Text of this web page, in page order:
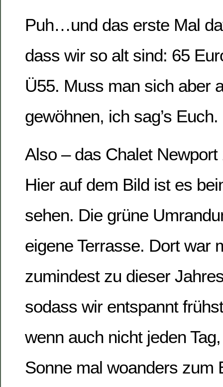
Puh…und das erste Mal
dass wir so alt sind: 65
Ü55. Muss man sich aber
gewöhnen, ich sag’s Euch.
Also – das Chalet
Hier auf dem Bild ist es
sehen. Die grüne
eigene Terrasse. Dort war
zumindest zu dieser
sodass wir entspannt
wenn auch nicht jeden
Sonne mal woanders zum